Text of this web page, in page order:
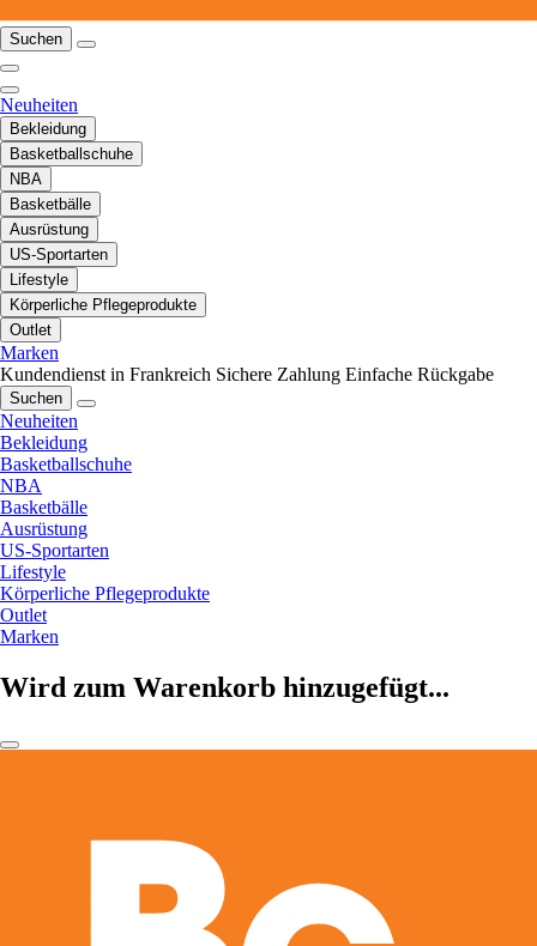
Suchen
Neuheiten
Bekleidung
Basketballschuhe
NBA
Basketbälle
Ausrüstung
US-Sportarten
Lifestyle
Körperliche Pflegeprodukte
Outlet
Marken
Kundendienst in Frankreich Sichere Zahlung Einfache Rückgabe
Suchen
Neuheiten
Bekleidung
Basketballschuhe
NBA
Basketbälle
Ausrüstung
US-Sportarten
Lifestyle
Körperliche Pflegeprodukte
Outlet
Marken
Wird zum Warenkorb hinzugefügt...